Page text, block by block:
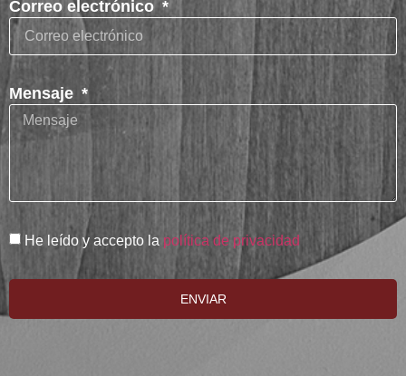
Correo electrónico
Mensaje
He leído y accepto la política de privacidad
ENVIAR